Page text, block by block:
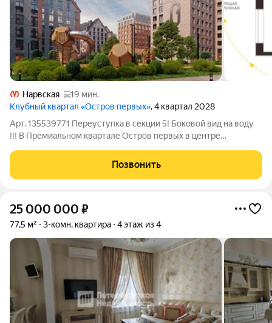
Нарвская
19 мин.
Клубный квартал «Остров первых», 4 квартал 2028
Арт. 135539771 Переуступка в секции 5! Боковой вид на воду
!!! В Премиальном квартале Остров первых в центре
минутах находятся легендарная Новая Голландия,
величественный Мариинский театр и вся
Позвонить
25 000 000 ₽
77,5 м² 3-комн. квартира 4 этаж из 4